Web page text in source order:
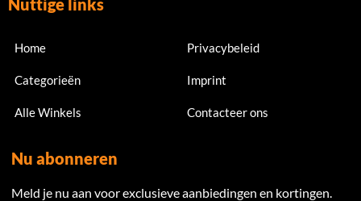
Home
Categorieën
Alle Winkels
Privacybeleid
Imprint
Contacteer ons
Nu abonneren
Meld je nu aan voor exclusieve aanbiedingen en kortingen.